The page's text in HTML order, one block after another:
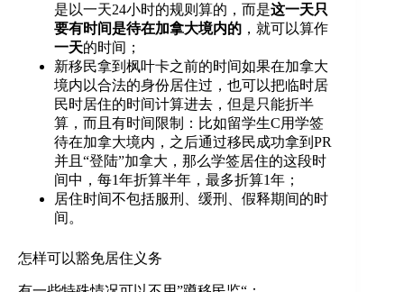
是以一天24小时的规则算的，而是这一天只
要有时间是待在加拿大境内的 ，就可以算作
一天的时间；
新移民拿到枫叶卡之前的时间如果在加拿大
境内以合法的身份居住过，也可以把临时居
民时居住的时间计算进去，但是只能折半
算，而且有时间限制：比如留学生C用学签
待在加拿大境内，之后通过移民成功拿到PR
并且“登陆”加拿大，那么学签居住的这段时
间中，每1年折算半年，最多折算1年；
居住时间不包括服刑、缓刑、假释期间的时
间。
怎样可以豁免居住义务